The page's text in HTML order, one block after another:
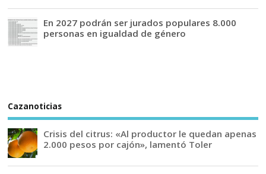
En 2027 podrán ser jurados populares 8.000
personas en igualdad de género
Cazanoticias
Crisis del citrus: «Al productor le quedan apenas
2.000 pesos por cajón», lamentó Toler